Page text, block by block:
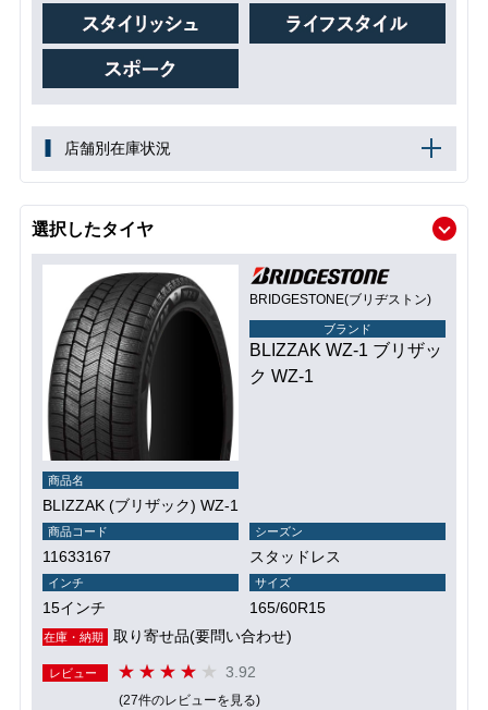
店舗別在庫状況
選択したタイヤ
BRIDGESTONE(ブリヂストン)
ブランド
BLIZZAK WZ-1 ブリザッ
ク WZ-1
商品名
BLIZZAK (ブリザック) WZ-1
商品コード
11633167
シーズン
スタッドレス
インチ
15インチ
サイズ
165/60R15
在庫・納期 取り寄せ品(要問い合わせ)
レビュー 3.92
(27件のレビューを見る)